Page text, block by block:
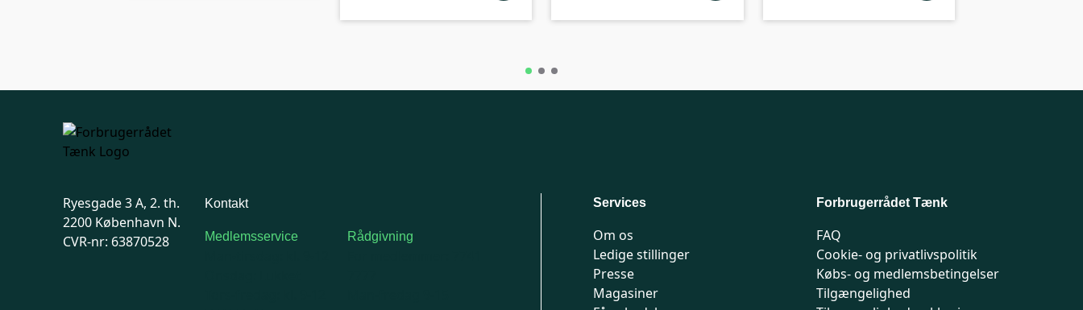
Ryesgade 3 A, 2. th.
2200 København N.
CVR-nr: 63870528
Kontakt
Medlemsservice Rådgivning
Services
Om os
Ledige stillinger
Presse
Magasiner
Forbrugerrådet Tænk
FAQ
Cookie- og privatlivspolitik
Købs- og medlemsbetingelser
Tilgængelighed